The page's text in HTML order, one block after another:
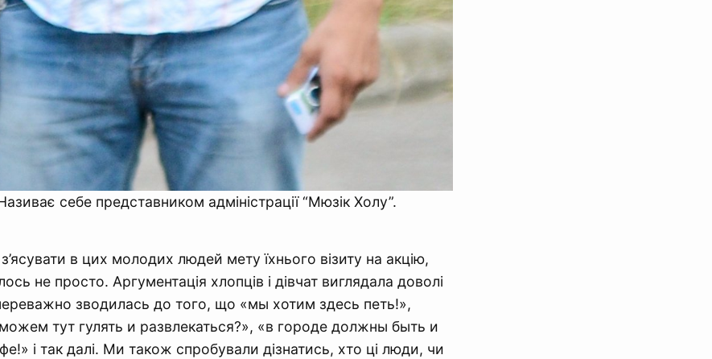
себе представником адміністрації “Мюзік Холу”.
в цих молодих людей мету їхнього візиту на акцію,
не просто. Аргументація хлопців і дівчат виглядала доволі
зводилась до того, що «мы хотим здесь петь!»,
тут гулять и развлекаться?», «в городе должны быть и
і так далі. Ми також спробували дізнатись, хто ці люди, чи